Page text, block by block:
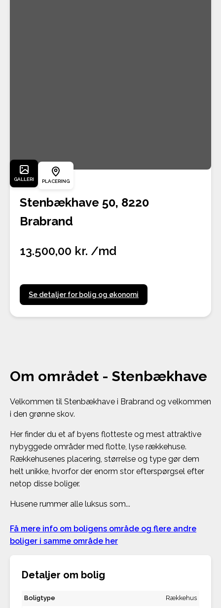
GALLERI PLACERING
Stenbækhave 50, 8220
Brabrand
13.500,00 kr. /md
Se detaljer for bolig og økonomi
Om området - Stenbækhave
Velkommen til Stenbækhave i Brabrand og velkommen
i den grønne skov.
Her finder du et af byens flotteste og mest attraktive
nybyggede områder med flotte, lyse rækkehuse.
Rækkehusenes placering, størrelse og type gør dem
helt unikke, hvorfor der enorm stor efterspørgsel efter
netop disse boliger.
Husene rummer alle luksus som...
Få mere info om boligens område og flere andre
boliger i samme område her
Detaljer om bolig
Boligtype Rækkehus